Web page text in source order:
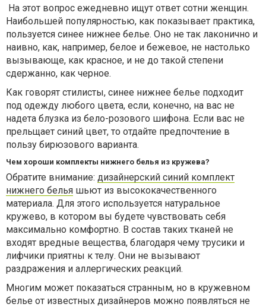
На этот вопрос ежедневно ищут ответ сотни женщин.
Наибольшей популярностью, как показывает практика,
пользуется синее нижнее белье. Оно не так лаконично и
наивно, как, например, белое и бежевое, не настолько
вызывающе, как красное, и не до такой степени
сдержанно, как черное.
Как говорят стилисты, синее нижнее белье подходит
под одежду любого цвета, если, конечно, на вас не
надета блузка из бело-розового шифона. Если вас не
прельщает синий цвет, то отдайте предпочтение в
пользу бирюзового варианта.
Чем хороши комплекты нижнего белья из кружева?
Обратите внимание: дизайнерский синий комплект
нижнего белья шьют из высококачественного
материала. Для этого используется натуральное
кружево, в котором вы будете чувствовать себя
максимально комфортно. В состав таких тканей не
входят вредные вещества, благодаря чему трусики и
лифчики приятны к телу. Они не вызывают
раздражения и аллергических реакций.
Многим может показаться странным, но в кружевном
белье от известных дизайнеров можно появляться не